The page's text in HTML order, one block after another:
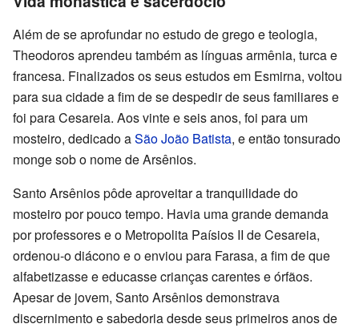
Além de se aprofundar no estudo de grego e teologia,
Theodoros aprendeu também as línguas armênia, turca e
francesa. Finalizados os seus estudos em Esmirna, voltou
para sua cidade a fim de se despedir de seus familiares e
foi para Cesareia. Aos vinte e seis anos, foi para um
mosteiro, dedicado aSão João Batista, e então tonsurado
monge sob o nome de Arsênios.
Santo Arsênios pôde aproveitar a tranquilidade do
mosteiro por pouco tempo. Havia uma grande demanda
por professores e o Metropolita Paísios II de Cesareia,
ordenou-o diácono e o enviou para Farasa, a fim de que
alfabetizasse e educasse crianças carentes e órfãos.
Apesar de jovem, Santo Arsênios demonstrava
discernimento e sabedoria desde seus primeiros anos de